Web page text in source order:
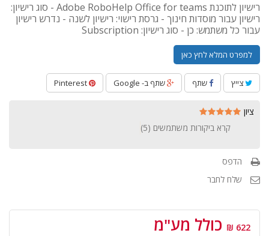
רישיון לתוכנת Adobe RoboHelp Office for teams - סוג רישיון:
רישיון עבור מוסדות חינוך - גרסת רישוי: רישיון לשנה - נדרש רישיון
עבור כל משתמש: כן - סוג רישיון: Subscription
למפרט המלא לחץ כאן
צייץ שתף שתף ב- Google
ציון
קרא ביקורות משתמשים (5
)
הדפס
שלח לחבר
622 ₪ כולל מע"מ